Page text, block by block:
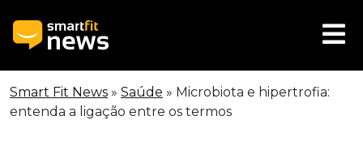
Smart Fit News » Saúde » Microbiota e hipertrofia:
entenda a ligação entre os termos